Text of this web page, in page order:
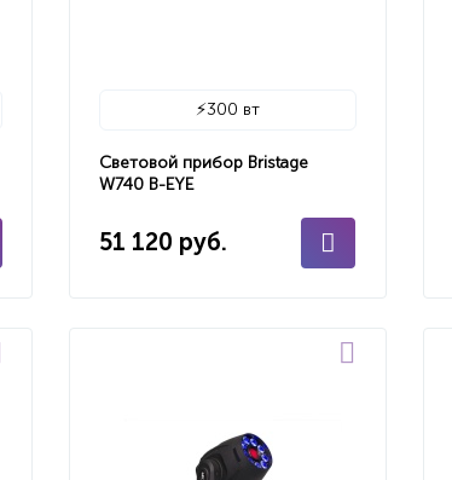
⚡300 вт
Световой прибор Bristage
W740 B-EYE
51 120 руб.